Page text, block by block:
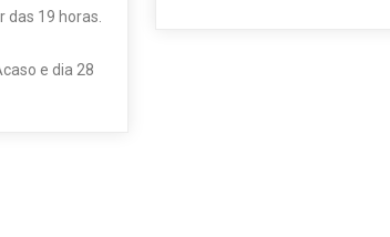
das 19 horas.
e dia 28